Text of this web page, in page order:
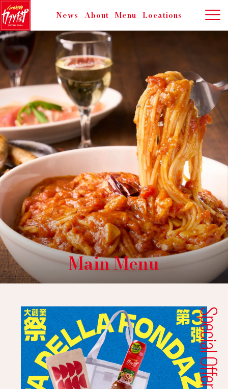
News About Menu Locations
Main Menu
Special Offer